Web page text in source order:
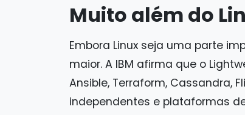
Muito além do
Embora Linux seja uma parte
maior. A IBM afirma que o
Ansible, Terraform, Cassandra,
independentes e plataformas